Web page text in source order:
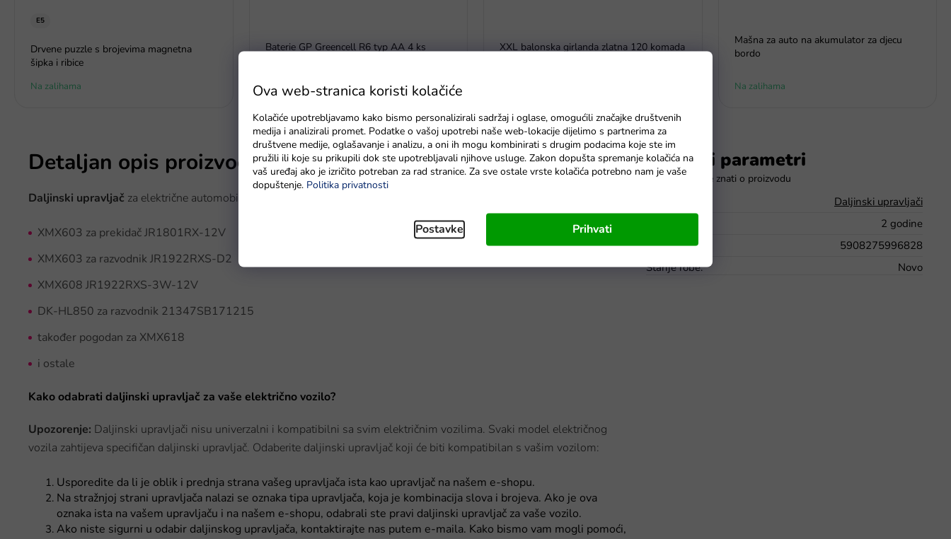
Ova web-stranica koristi kolačiće
Kolačiće upotrebljavamo kako bismo personalizirali sadržaj i oglase, omogućili značajke društvenih
medija i analizirali promet. Podatke o vašoj upotrebi naše web-lokacije dijelimo s partnerima za
društvene medije, oglašavanje i analizu, a oni ih mogu kombinirati s drugim podacima koje ste im
pružili ili koje su prikupili dok ste upotrebljavali njihove usluge. Zakon dopušta spremanje kolačića na
vaš uređaj ako je izričito potreban za rad stranice. Za sve ostale vrste kolačića potrebno nam je vaše
dopuštenje. Politika privatnosti
Postavke Prihvati
E5
Drvene puzzle s brojevima magnetna
šipka i ribice
Na zalihama
Baterie GP Greencell R6 typ AA 4 ks
Na zalihama
XXL balonska girlanda zlatna 120 komada
Mašna za auto na akumulator za djecu
bordo
Na zalihama
Detaljan opis proizvoda
Daljinski upravljač za električne automobilčiće:
XMX603 za prekidač JR1801RX-12V
XMX603 za razvodnik JR1922RXS-D2
XMX608 JR1922RXS-3W-12V
DK-HL850 za razvodnik 21347SB171215
također pogodan za XMX618
i ostale
Kako odabrati daljinski upravljač za vaše električno vozilo?
Upozorenje: Daljinski upravljači nisu univerzalni i kompatibilni sa svim električnim vozilima. Svaki model električnog
vozila zahtijeva specifičan daljinski upravljač. Odaberite daljinski upravljač koji će biti kompatibilan s vašim vozilom:
Usporedite da li je oblik i prednja strana vašeg upravljača ista kao upravljač na našem e-shopu.
Na stražnjoj strani upravljača nalazi se oznaka tipa upravljača, koja je kombinacija slova i brojeva. Ako je ova
oznaka ista na vašem upravljaču i na našem e-shopu, odabrali ste pravi daljinski upravljač za vaše vozilo.
Ako niste sigurni u odabir daljinskog upravljača, kontaktirajte nas putem e-maila. Kako bismo vam mogli pomoći,
Dodatni parametri
Daljinski upravljači
2 godine
EAN:
5908275996828
Stanje robe: Novo